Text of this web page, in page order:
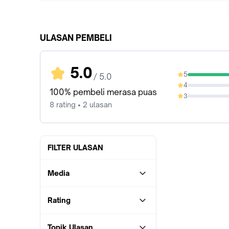
ULASAN PEMBELI
5.0 / 5.0
100% pembeli merasa puas
8 rating • 2 ulasan
5
100%
4
0%
3
0%
FILTER ULASAN
Media
Rating
Topik Ulasan